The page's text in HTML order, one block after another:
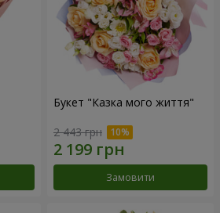
Букет "Казка мого життя"
2 443 грн
Замовити